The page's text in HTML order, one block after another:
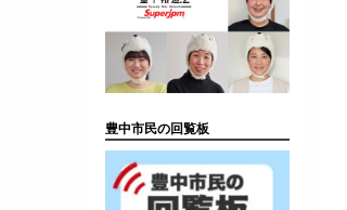
豊中市民の回覧板